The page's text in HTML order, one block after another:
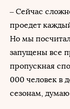
– Сейчас
проедет
Но мы
запущены все
пропускная
000 человек в
сезонам,